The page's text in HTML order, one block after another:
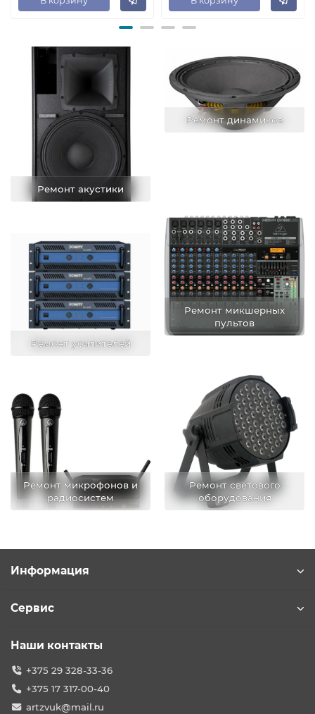
Ремонт акустики
Ремонт динамиков
Ремонт усилителей
Ремонт микшерных
пультов
Ремонт микрофонов и
радиосистем
Ремонт светового
оборудования
Информация
Сервис
Наши контакты
+375 29 328-33-36
+375 17 317-00-40
artzvuk@mail.ru